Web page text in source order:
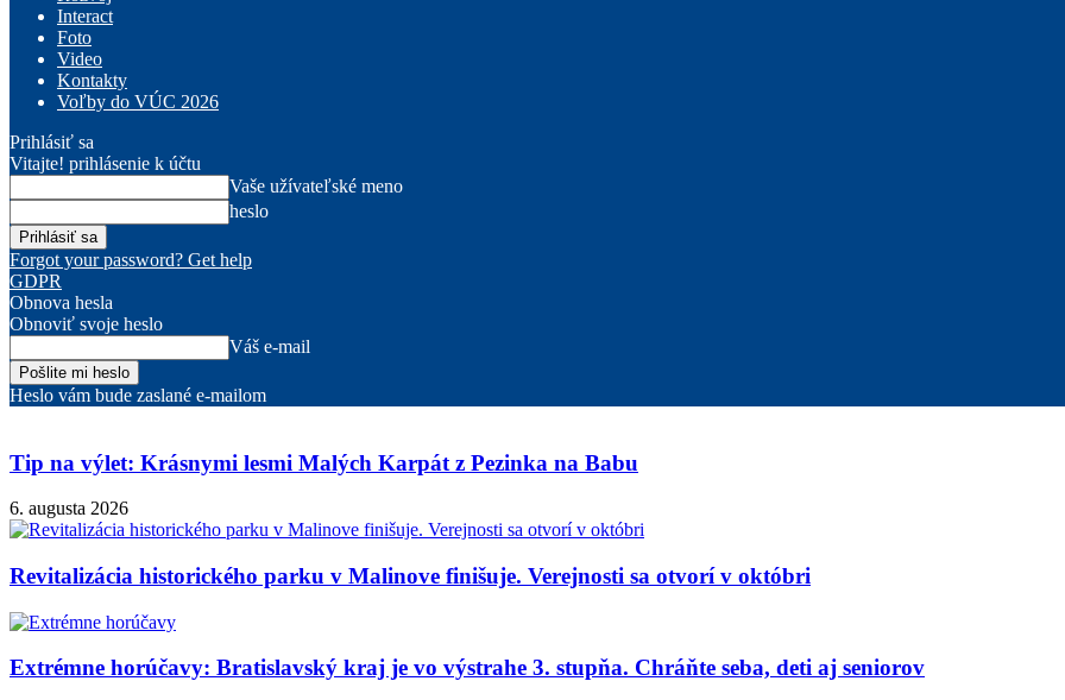
Interact
Foto
Video
Kontakty
Voľby do VÚC 2026
Prihlásiť sa
Vitajte! prihlásenie k účtu
Vaše užívateľské meno
heslo
Forgot your password? Get help
GDPR
Obnova hesla
Obnoviť svoje heslo
Váš e-mail
Heslo vám bude zaslané e-mailom
Tip na výlet: Krásnymi lesmi Malých Karpát z Pezinka na Babu
6. augusta 2026
Revitalizácia historického parku v Malinove finišuje. Verejnosti sa otvorí v októbri
Extrémne horúčavy: Bratislavský kraj je vo výstrahe 3. stupňa. Chráňte seba, deti aj seniorov